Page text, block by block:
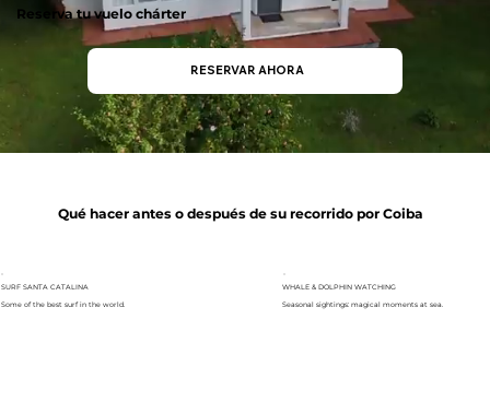
Reserva tu vuelo chárter
RESERVAR AHORA
Qué hacer antes o después de su recorrido por Coiba
SURF SANTA CATALINA
Some of the best surf in the world.
WHALE & DOLPHIN WATCHING
Seasonal sightings: magical moments at sea.